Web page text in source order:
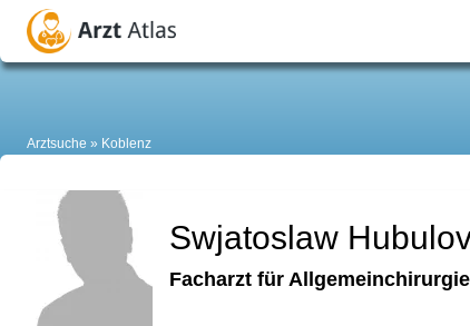
Arztsuche Koblenz
Swjatoslaw
Facharzt für